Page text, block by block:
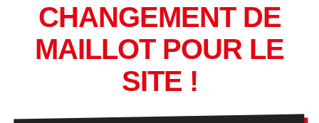
CHANGEMENT DE
MAILLOT POUR LE
SITE !